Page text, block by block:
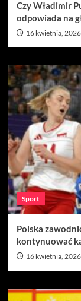
Czy Władimir
odpowiada na
16 kwietnia, 2026
Sport
Polska
kontynuować
16 kwietnia, 2026